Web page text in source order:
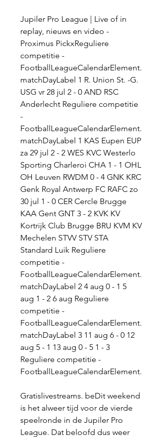
Jupiler Pro League | Live of in
replay, nieuws en video -
Proximus PickxReguliere
competitie -
FootballLeagueCalendarElement.
matchDayLabel 1 R. Union St. -G.
USG vr 28 jul 2 - 0 AND RSC
Anderlecht Reguliere competitie
-
FootballLeagueCalendarElement.
matchDayLabel 1 KAS Eupen EUP
za 29 jul 2 - 2 WES KVC Westerlo
Sporting Charleroi CHA 1 - 1 OHL
OH Leuven RWDM 0 - 4 GNK KRC
Genk Royal Antwerp FC RAFC zo
30 jul 1 - 0 CER Cercle Brugge
KAA Gent GNT 3 - 2 KVK KV
Kortrijk Club Brugge BRU KVM KV
Mechelen STVV STV STA
Standard Luik Reguliere
competitie -
FootballLeagueCalendarElement.
matchDayLabel 2 4 aug 0 - 1 5
aug 1 - 2 6 aug Reguliere
competitie -
FootballLeagueCalendarElement.
matchDayLabel 3 11 aug 6 - 0 12
aug 5 - 1 13 aug 0 - 5 1 - 3
Reguliere competitie -
FootballLeagueCalendarElement.
Gratislivestreams. beDit weekend
is het alweer tijd voor de vierde
speelronde in de Jupiler Pro
League. Dat beloofd dus weer